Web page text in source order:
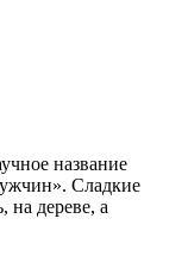
название
Сладкие
на дереве, а